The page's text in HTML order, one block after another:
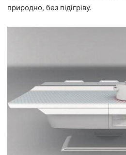
природно, без підігріву.